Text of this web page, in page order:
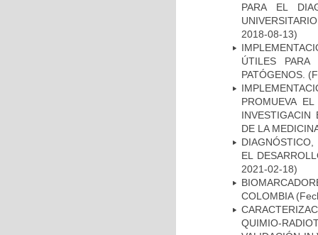
PARA EL
2018-08-13)
ÚTILES
PATÓGENOS.
PROMUEVA
INVESTIGACIN
DE LA
EL
2021-02-18)
COLOMBIA
QUIMIO-